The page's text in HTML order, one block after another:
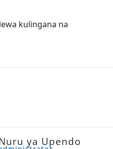
kulingana na
ya Upendo